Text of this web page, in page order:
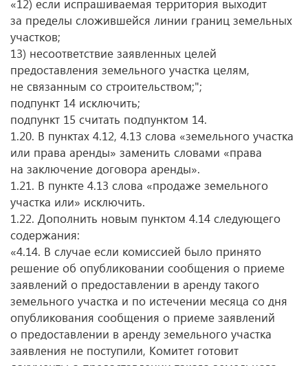
«12) если испрашиваемая территория выходит
за пределы сложившейся линии границ земельных
участков;
13) несоответствие заявленных целей
предоставления земельного участка целям,
не связанным со строительством;";
подпункт 14 исключить;
подпункт 15 считать подпунктом 14.
1.20. В пунктах 4.12, 4.13 слова «земельного участка
или права аренды» заменить словами «права
на заключение договора аренды».
1.21. В пункте 4.13 слова «продаже земельного
участка или» исключить.
1.22. Дополнить новым пунктом 4.14 следующего
содержания:
«4.14. В случае если комиссией было принято
решение об опубликовании сообщения о приеме
заявлений о предоставлении в аренду такого
земельного участка и по истечении месяца со дня
опубликования сообщения о приеме заявлений
о предоставлении в аренду земельного участка
заявления не поступили, Комитет готовит